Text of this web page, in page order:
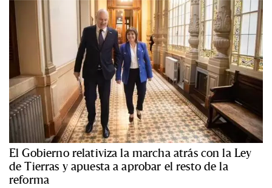
El Gobierno relativiza la marcha atrás con la Ley
de Tierras y apuesta a aprobar el resto de la
reforma